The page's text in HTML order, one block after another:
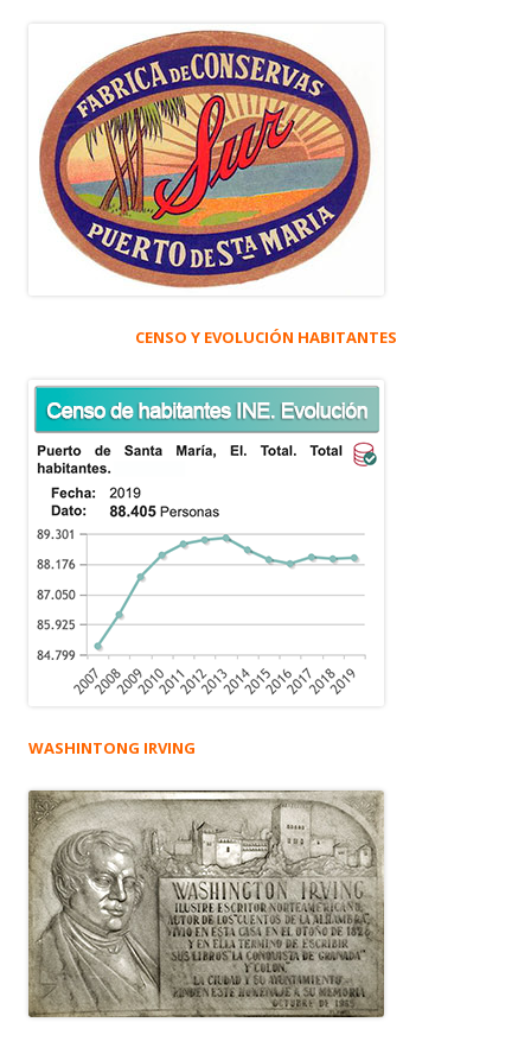
CENSO Y EVOLUCIÓN HABITANTES
WASHINTONG IRVING